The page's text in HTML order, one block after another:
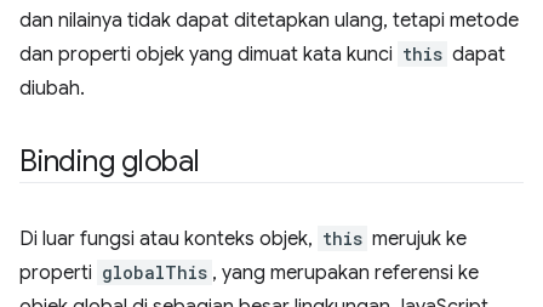
dan nilainya tidak dapat ditetapkan ulang, tetapi metode
dan properti objek yang dimuat kata kunci this dapat
diubah.
Binding global
Di luar fungsi atau konteks objek, this merujuk ke
properti globalThis , yang merupakan referensi ke